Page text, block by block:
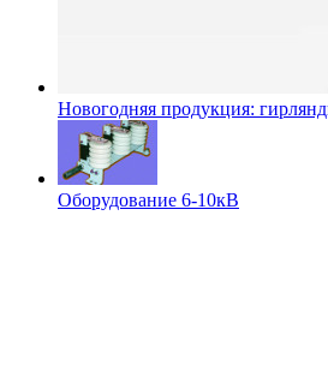
Новогодняя продукция:
Оборудование 6-10кВ